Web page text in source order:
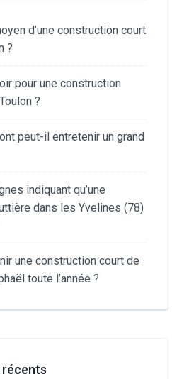
d’une construction court
?
pour une construction
?
peut-il entretenir un grand
indiquant qu’une
dans les Yvelines (78)
une construction court de
toute l’année ?